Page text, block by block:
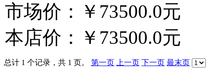
市场价：
￥73500.0元
本店价：
￥73500.0元
总计 1 个记录，共 1 页。 第一页 上一页 下一页 最末页